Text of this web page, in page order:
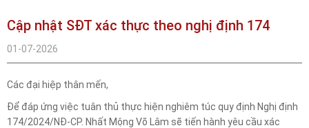
Cập nhật SĐT xác thực theo nghị định 174
01-07-2026
Các đại hiệp thân mến,
Để đáp ứng việc tuân thủ thực hiện nghiêm túc quy định Nghị định
174/2024/NĐ-CP. Nhất Mộng Võ Lâm sẽ tiến hành yêu cầu xác